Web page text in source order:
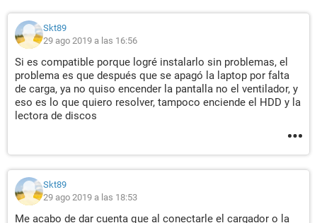
Skt89
29 ago 2019 a las 16:56
Si es compatible porque logré instalarlo sin problemas, el
problema es que después que se apagó la laptop por falta
de carga, ya no quiso encender la pantalla no el ventilador, y
eso es lo que quiero resolver, tampoco enciende el HDD y la
lectora de discos
Skt89
29 ago 2019 a las 18:53
Me acabo de dar cuenta que al conectarle el cargador o la